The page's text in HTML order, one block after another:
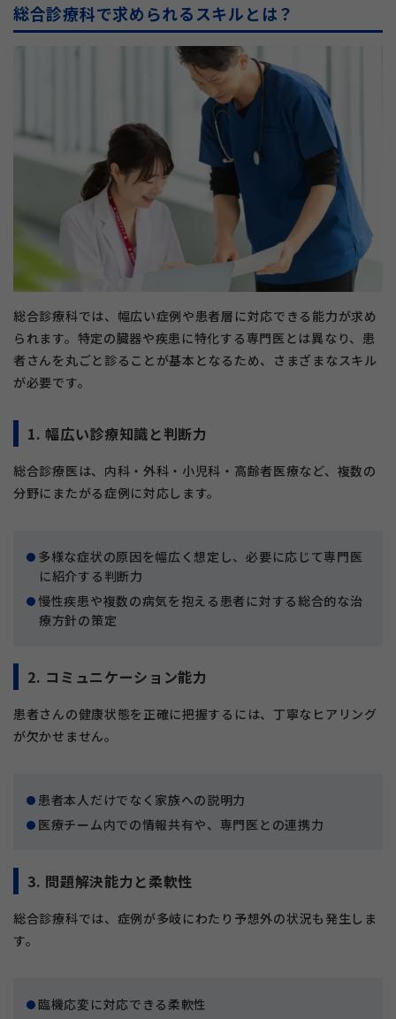
総合診療科で求められるスキルとは？
総合診療科では、幅広い症例や患者層に対応できる能力が求め
られます。特定の臓器や疾患に特化する専門医とは異なり、患
者さんを丸ごと診ることが基本となるため、さまざまなスキル
が必要です。
1. 幅広い診療知識と判断力
総合診療医は、内科・外科・小児科・高齢者医療など、複数の
分野にまたがる症例に対応します。
多様な症状の原因を幅広く想定し、必要に応じて専門医
に紹介する判断力
慢性疾患や複数の病気を抱える患者に対する総合的な治
療方針の策定
2. コミュニケーション能力
患者さんの健康状態を正確に把握するには、丁寧なヒアリング
が欠かせません。
患者本人だけでなく家族への説明力
医療チーム内での情報共有や、専門医との連携力
3. 問題解決能力と柔軟性
総合診療科では、症例が多岐にわたり予想外の状況も発生しま
す。
臨機応変に対応できる柔軟性